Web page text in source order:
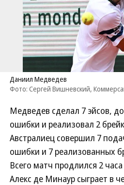
Даниил Медведев
Фото: Сергей Вишневский,
Медведев сделал 7 эйсов,
ошибки и реализовал 2
Австралиец совершил 7
ошибки и 7 реализованных
Всего матч продлился 2
Алекс де Минаур сыграет в